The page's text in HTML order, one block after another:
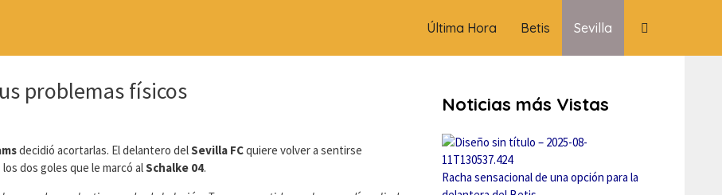
Última Hora Betis Sevilla
problemas físicos
decidió acortarlas. El delantero delSevilla FCquiere volver a sentirse
dos goles que le marcó alSchalke 04.
Noticias más Vistas
Racha sensacional de una opción para la